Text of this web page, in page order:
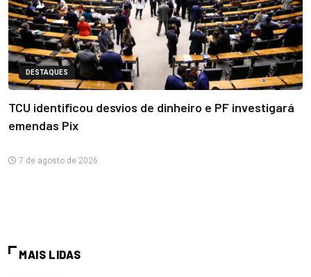
DESTAQUES
TCU identificou desvios de dinheiro e PF investigará
emendas Pix
7 de agosto de 2026
MAIS LIDAS